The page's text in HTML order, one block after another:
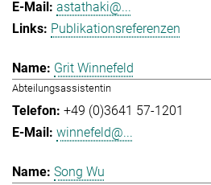
astathaki@...
Publikationsreferenzen
Grit Winnefeld
Abteilungsassistentin
+49 (0)3641 57-1201
winnefeld@...
Song Wu